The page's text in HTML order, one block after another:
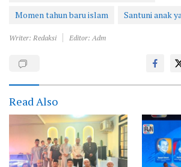
Momen tahun baru islam
Santuni anak
Writer: Redaksi Editor: Adm
Read Also